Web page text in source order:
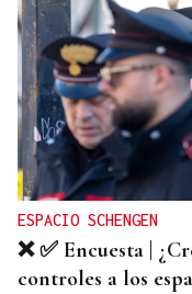
ESPACIO SCHENGEN
❌ ✅ Encuesta |
controles a los